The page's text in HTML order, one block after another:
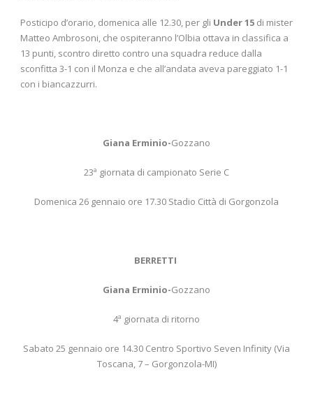
Posticipo d’orario, domenica alle 12.30, per gli Under 15 di mister
Matteo Ambrosoni, che ospiteranno l’Olbia ottava in classifica a
13 punti, scontro diretto contro una squadra reduce dalla
sconfitta 3-1 con il Monza e che all’andata aveva pareggiato 1-1
con i biancazzurri.
Giana Erminio-Gozzano
23ª giornata di campionato Serie C
Domenica 26 gennaio ore 17.30 Stadio Città di Gorgonzola
BERRETTI
Giana Erminio-Gozzano
4ª giornata di ritorno
Sabato 25 gennaio ore 14.30 Centro Sportivo Seven Infinity (Via
Toscana, 7 – Gorgonzola-MI)